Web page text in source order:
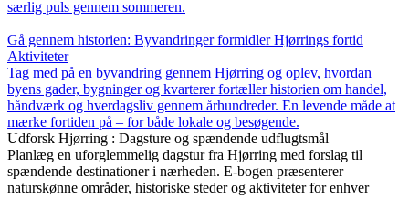
særlig puls gennem sommeren.
Gå gennem historien: Byvandringer formidler Hjørrings fortid
Aktiviteter
Tag med på en byvandring gennem Hjørring og oplev, hvordan
byens gader, bygninger og kvarterer fortæller historien om handel,
håndværk og hverdagsliv gennem århundreder. En levende måde at
mærke fortiden på – for både lokale og besøgende.
Udforsk Hjørring : Dagsture og spændende udflugtsmål
Planlæg en uforglemmelig dagstur fra Hjørring med forslag til
spændende destinationer i nærheden. E-bogen præsenterer
naturskønne områder, historiske steder og aktiviteter for enhver